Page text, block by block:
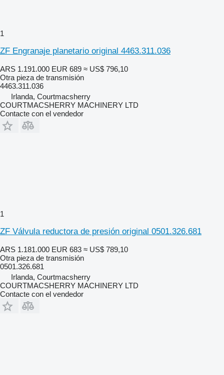
1
ZF Engranaje planetario original 4463.311.036
ARS 1.191.000 EUR 689 ≈ US$ 796,10
Otra pieza de transmisión
4463.311.036
Irlanda, Courtmacsherry
COURTMACSHERRY MACHINERY LTD
Contacte con el vendedor
1
ZF Válvula reductora de presión original 0501.326.681
ARS 1.181.000 EUR 683 ≈ US$ 789,10
Otra pieza de transmisión
0501.326.681
Irlanda, Courtmacsherry
COURTMACSHERRY MACHINERY LTD
Contacte con el vendedor